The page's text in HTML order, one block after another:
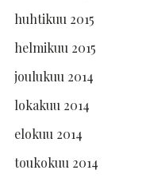
huhtikuu 2015
helmikuu 2015
joulukuu 2014
lokakuu 2014
elokuu 2014
toukokuu 2014